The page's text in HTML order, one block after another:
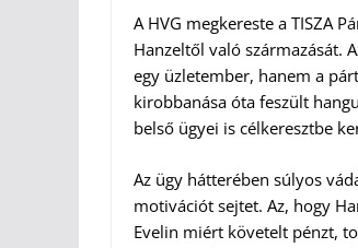
A HVG megkereste a TISZA
Hanzeltől való származását.
egy üzletember, hanem a
kirobbanása óta feszült
belső ügyei is célkeresztbe
Az ügy hátterében súlyos
motivációt sejtet. Az, hogy
Evelin miért követelt pénzt,